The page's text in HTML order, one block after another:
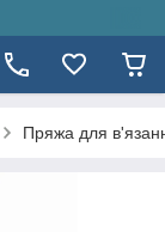
Пряжа для